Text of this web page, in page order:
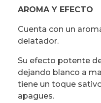
AROMA Y EFECTO
Cuenta con un
delatador.
Su efecto potente
dejando blanco a
tiene un toque
apagues.